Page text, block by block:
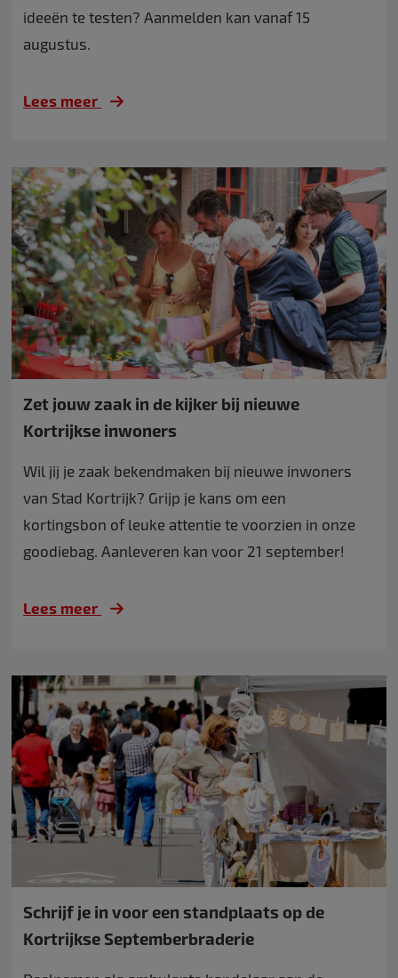
ideeën te testen? Aanmelden kan vanaf 15
augustus.
Lees meer
Zet jouw zaak in de kijker bij nieuwe
Kortrijkse inwoners
Wil jij je zaak bekendmaken bij nieuwe inwoners
van Stad Kortrijk? Grijp je kans om een
kortingsbon of leuke attentie te voorzien in onze
goodiebag. Aanleveren kan voor 21 september!
Lees meer
Schrijf je in voor een standplaats op de
Kortrijkse Septemberbraderie